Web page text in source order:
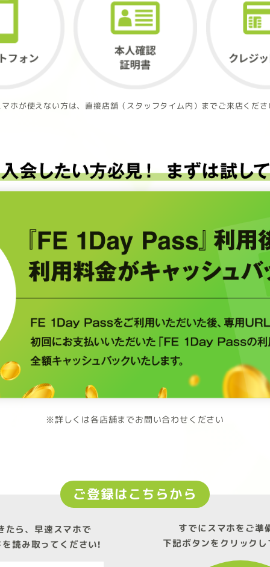
ホが使えない方は、直接店舗（スタッフタイム内）までご来店くださ
※詳しくは各店舗までお問い合わせください
ご登録はこちらから
たら、早速スマホで
読み取ってください!
すでにスマホをご準
下記ボタンをクリック